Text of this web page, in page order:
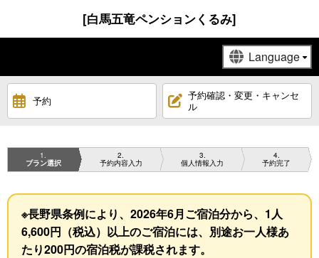
[白馬五竜ペンションくるみ]
予約
予約確認・変更・キャンセ
ル
1
プラン選択
2
予約内容入力
3
個人情報入力
4
予約完了
※長野県条例により、2026年6月ご宿泊分から、1人
6,600円（税込）以上のご宿泊には、別途お一人様あ
たり200円の宿泊税が課税されます。